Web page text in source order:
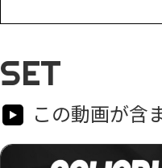
SET
この動画が含